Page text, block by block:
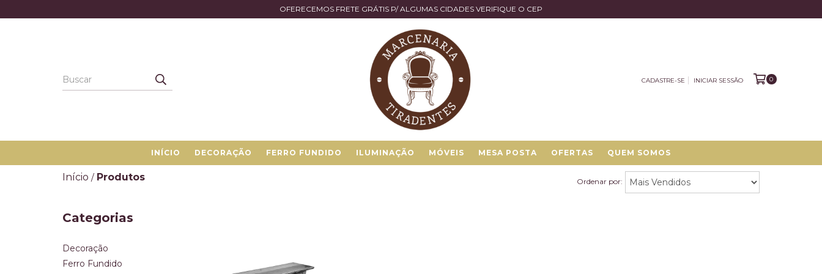
OFERECEMOS FRETE GRÁTIS P/ ALGUMAS CIDADES VERIFIQUE O CEP
CADASTRE-SE INICIAR SESSÃO 0
INÍCIO DECORAÇÃO FERRO FUNDIDO ILUMINAÇÃO MÓVEIS MESA POSTA OFERTAS QUEM SOMOS
Início / Produtos Ordenar por:
Categorias
Decoração
Ferro Fundido